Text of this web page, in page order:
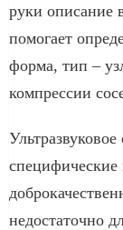
руки описание
помогает
форма, тип –
компрессии
специфические
недостаточно